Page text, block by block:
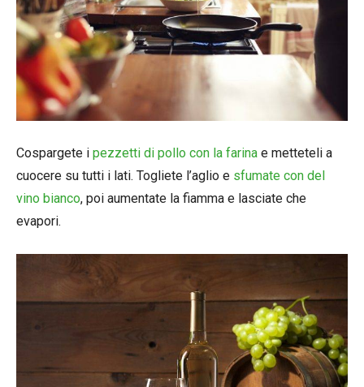
Cospargete i pezzetti di pollo con la farina e metteteli a
cuocere su tutti i lati. Togliete l’aglio e sfumate con del
vino bianco, poi aumentate la fiamma e lasciate che
evapori.